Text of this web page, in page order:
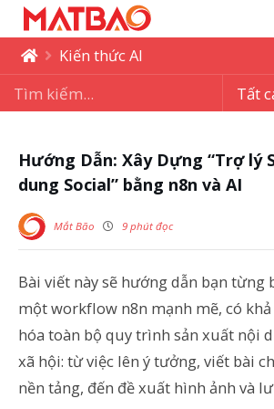
Kiến thức AI
Hướng Dẫn: Xây Dựng “Trợ lý
dung Social” bằng n8n và AI
Mắt Bão 9 phút đọc
Bài viết này sẽ hướng dẫn bạn từng
một workflow n8n mạnh mẽ, có
hóa toàn bộ quy trình sản xuất nội
xã hội: từ việc lên ý tưởng, viết bài
nền tảng, đến đề xuất hình ảnh và